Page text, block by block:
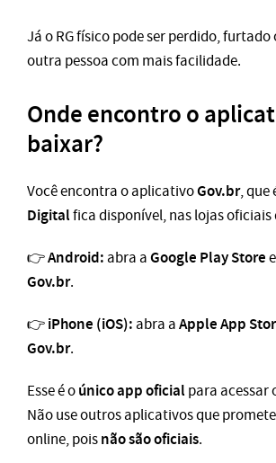
Já o RG físico pode ser perdido, furtado
outra pessoa com mais facilidade.
Onde encontro o
baixar?
Você encontra o aplicativoGov.br, que
Digitalfica disponível, nas lojas oficiais
👉Android:abra aGoogle Play Store
Gov.br.
👉iPhone (iOS):abra aApple App
Gov.br.
Esse é oúnico app oficialpara acessar
Não use outros aplicativos que
online, poisnão são oficiais.